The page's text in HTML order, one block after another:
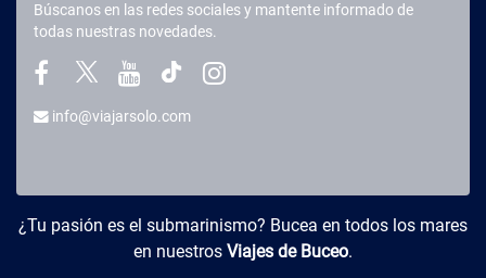
Búscanos en las redes sociales y mantente informado de
todas nuestras novedades.
info@viajarsolo.com
Buceo y Viajes
¿Tu pasión es el submarinismo? Bucea en todos los mares
en nuestros Viajes de Buceo.